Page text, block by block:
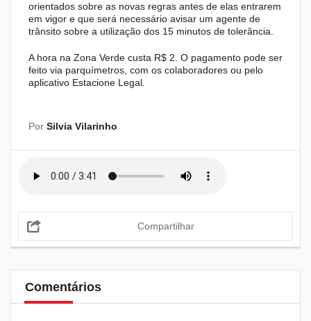
orientados sobre as novas regras antes de elas entrarem
em vigor e que será necessário avisar um agente de
trânsito sobre a utilização dos 15 minutos de tolerância.
A hora na Zona Verde custa R$ 2. O pagamento pode ser
feito via parquímetros, com os colaboradores ou pelo
aplicativo Estacione Legal.
Por Silvia Vilarinho
Compartilhar
Comentários